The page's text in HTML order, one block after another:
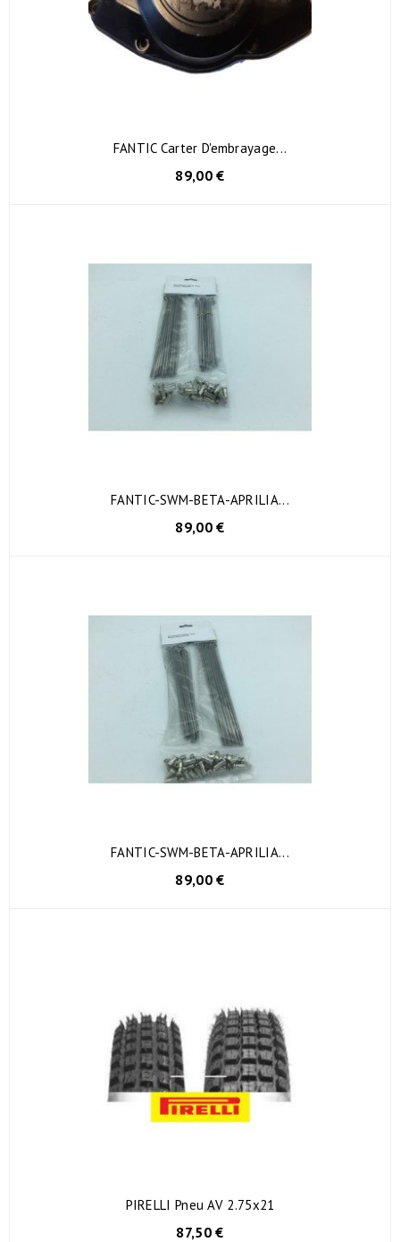
FANTIC Carter D'embrayage...
89,00 €
FANTIC-SWM-BETA-APRILIA...
89,00 €
FANTIC-SWM-BETA-APRILIA...
89,00 €
PIRELLI Pneu AV 2.75x21
87,50 €